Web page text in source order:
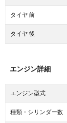
タイヤ 前
タイヤ 後
エンジン詳細
エンジン型式
種類・シリンダー数